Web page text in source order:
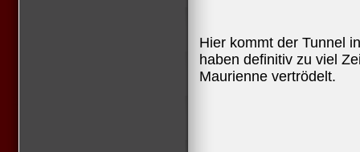
Hier kommt der Tunnel
haben definitiv zu viel
Maurienne vertrödelt.